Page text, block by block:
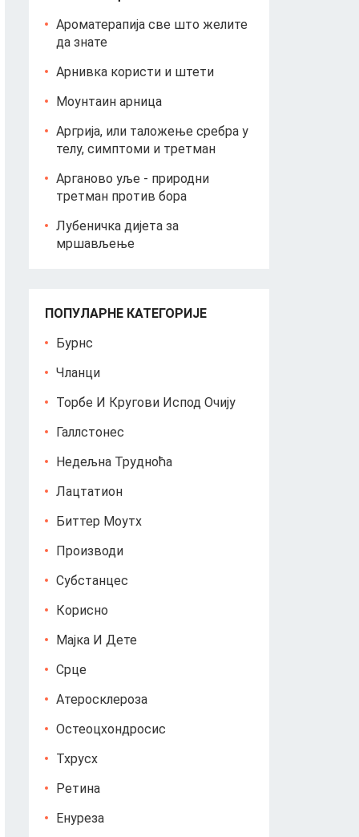
Ароматерапија све што желите
да знате
Арнивка користи и штети
Моунтаин арница
Аргрија, или таложење сребра у
телу, симптоми и третман
Арганово уље - природни
третман против бора
Лубеничка дијета за
мршављење
ПОПУЛАРНЕ КАТЕГОРИЈЕ
Бурнс
Чланци
Торбе И Кругови Испод Очију
Галлстонес
Недељна Трудноћа
Лацтатион
Биттер Моутх
Производи
Субстанцес
Корисно
Мајка И Дете
Срце
Атеросклероза
Остеоцхондросис
Тхрусх
Ретина
Енуреза